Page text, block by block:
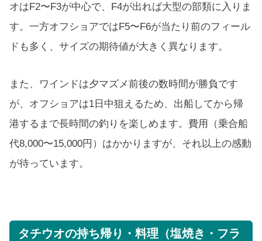
オはF2〜F3が中心で、F4が出れば大型の部類に入りま
す。一方オフショアではF5〜F6が当たり前のフィール
ドも多く、サイズの期待値が大きく異なります。
また、ワインドは夕マズメ前後の数時間が勝負です
が、オフショアは1日中狙えるため、出船してから帰
港するまで長時間の釣りを楽しめます。費用（乗合船
代8,000〜15,000円）はかかりますが、それ以上の感動
が待っています。
タチウオの持ち帰り・料理（塩焼き・フラ